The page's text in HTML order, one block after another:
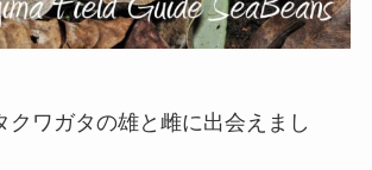
クワガタの雄と雌に出会えまし